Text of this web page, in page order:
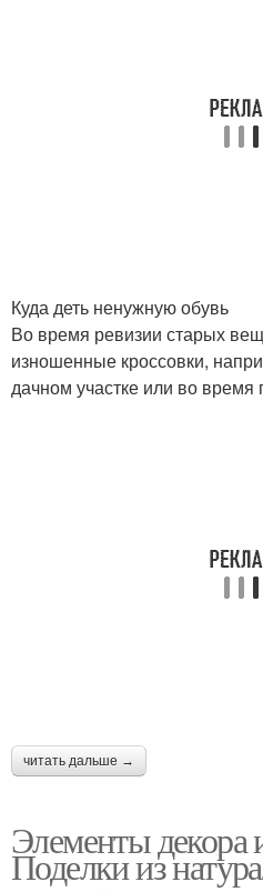
Куда деть ненужную обувь
Во время ревизии старых
изношенные кроссовки,
дачном участке или во
читать дальше →
Элементы декора
Поделки из